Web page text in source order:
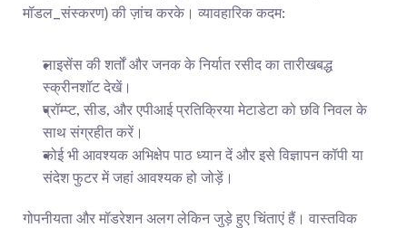
मॉडल_संस्करण) की ज़ांच करके। व्यावहारिक कदम:
लाइसेंस की शर्तों और जनक के निर्यात रसीद का तारीखबद्ध
स्क्रीनशॉट देखें।
प्रॉम्प्ट, सीड, और एपीआई प्रतिक्रिया मेटाडेटा को छवि निवल के
साथ संग्रहीत करें।
कोई भी आवश्यक अभिक्षेप पाठ ध्यान दें और इसे विज्ञापन कॉपी या
संदेश फुटर में जहां आवश्यक हो जोड़ें।
गोपनीयता और मॉडरेशन अलग लेकिन जुड़े हुए चिंताएं हैं। वास्तविक